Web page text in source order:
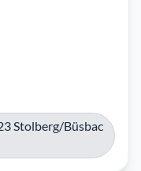
Stolberg/Büsbac